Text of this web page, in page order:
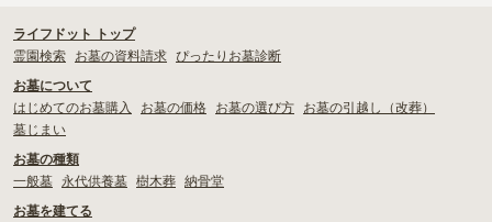
ライフドット トップ
霊園検索
お墓の資料請求 ぴったりお墓診断
お墓について
はじめてのお墓購入
お墓の価格 お墓の選び方
お墓の引越し（改葬）
墓じまい
お墓の種類
一般墓
永代供養墓 樹木葬 納骨堂
お墓を建てる